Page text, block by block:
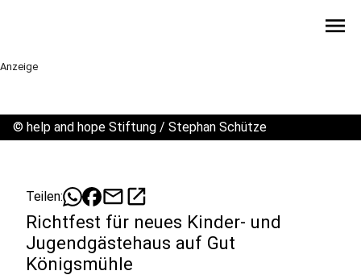
menu
Anzeige
© help and hope Stiftung / Stephan Schütze
Teilen: mailopen_in_new
Richtfest für neues Kinder- und
Jugendgästehaus auf Gut
Königsmühle